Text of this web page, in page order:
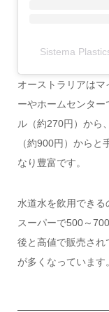
Sistema
オーストラリアは
ーやホームセンタ
ル（約270円）から
（約900円）から
なり豊富です。
水道水を飲用できる
スーパーで500～
後と高値で販売され
が多くなっています。